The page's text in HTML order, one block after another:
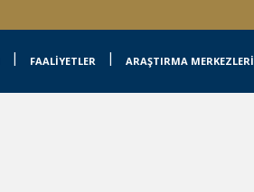
FAALİYETLER ARAŞTIRMA MERKEZLERİ